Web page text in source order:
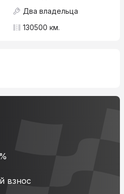
Два владельца
130500 км.
взнос